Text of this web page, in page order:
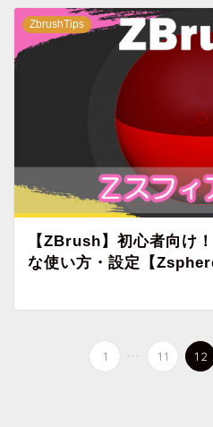
ZbrushTips
【ZBrush】初心者向け
な使い方・設定【
1 ... 11 12